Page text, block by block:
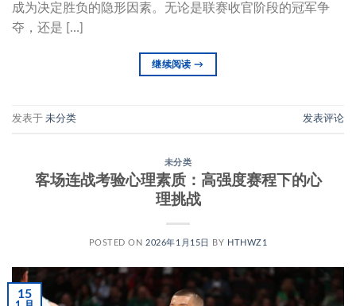
成为决定胜负的隐形因素。无论是联赛收官阶段的冠军争
夺，还是 […]
继续阅读→
发表于 未分类 发表评论
未分类
客场连战考验心理素质：高强度赛程下的心
理挑战
POSTED ON 2026年1月15日 BY HTHWZ1
15